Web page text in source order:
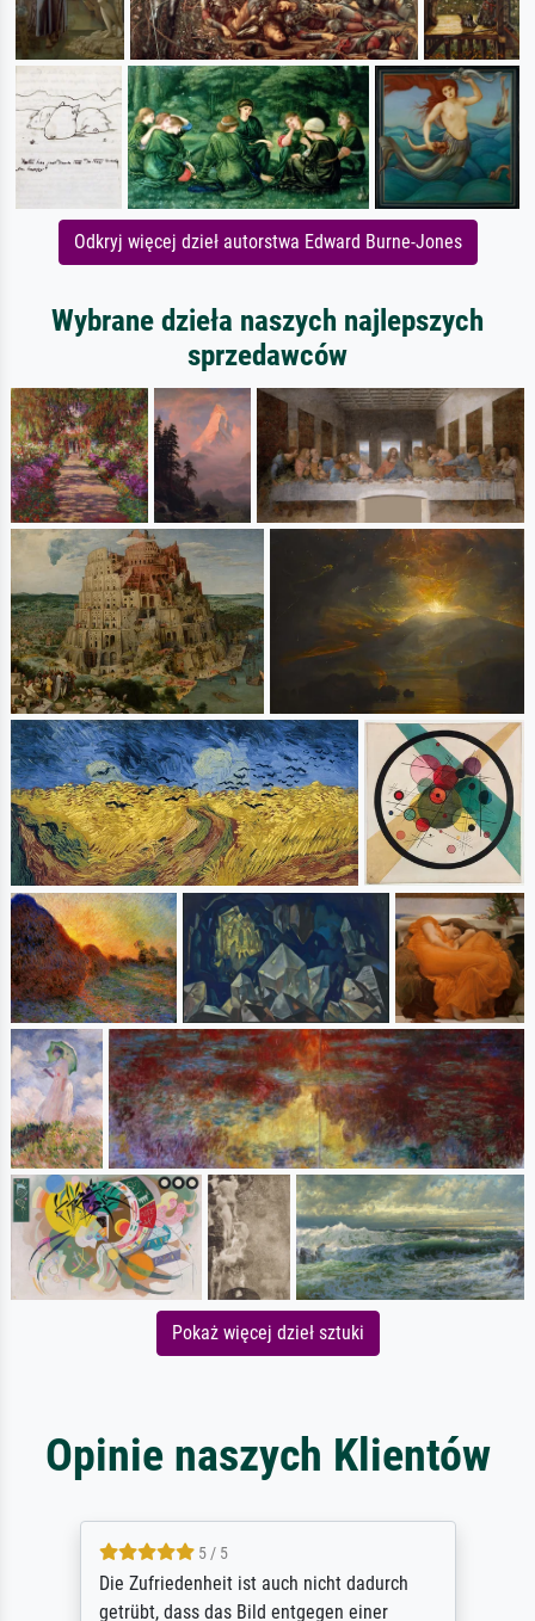
Odkryj więcej dzieł autorstwa Edward Burne-Jones
Wybrane dzieła naszych najlepszych
sprzedawców
Pokaż więcej dzieł sztuki
Opinie naszych Klientów
5 / 5
Die Zufriedenheit ist auch nicht dadurch
getrübt, dass das Bild entgegen einer